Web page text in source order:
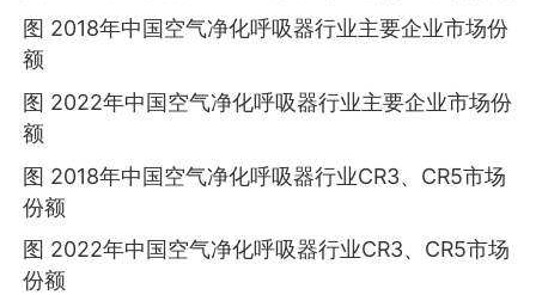
图 2018年中国空气净化呼吸器行业主要企业市场份
额
图 2022年中国空气净化呼吸器行业主要企业市场份
额
图 2018年中国空气净化呼吸器行业CR3、CR5市场
份额
图 2022年中国空气净化呼吸器行业CR3、CR5市场
份额